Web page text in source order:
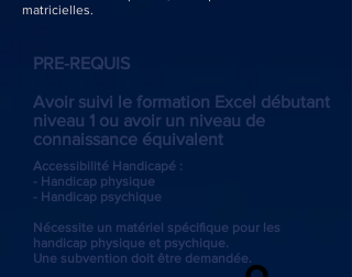
matricielles.
PRE-REQUIS
Avoir suivi le formation Excel débutant
niveau 1 ou avoir un niveau de
connaissance équivalent
Accessibilité Handicapé :
- Handicap physique
- Handicap psychique
Nécessite un matériel spécifique pour les
handicap physique et psychique.
Une subvention doit être demandée.